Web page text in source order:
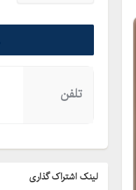
تلفن
لینک اشتراک گذاری